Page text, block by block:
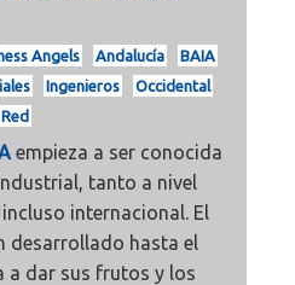
Angels Andalucía
BAIA
Ingenieros
Occidental
Red
empieza a ser conocida
tanto a nivel
internacional. El
desarrollado hasta el
a dar sus frutos y los